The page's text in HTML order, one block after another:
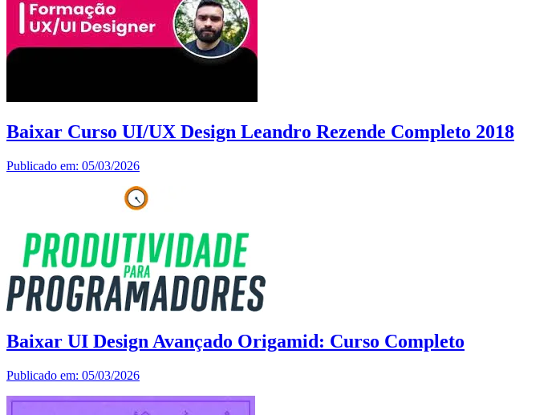
Baixar Curso UI/UX Design Leandro Rezende Completo 2018
Publicado em: 05/03/2026
Baixar UI Design Avançado Origamid: Curso Completo
Publicado em: 05/03/2026